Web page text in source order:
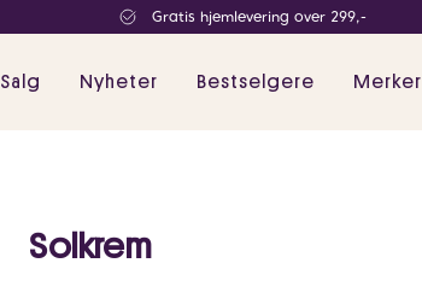
Gratis hjemlevering over 299,-
Salg Nyheter Bestselgere Merker
Solkrem